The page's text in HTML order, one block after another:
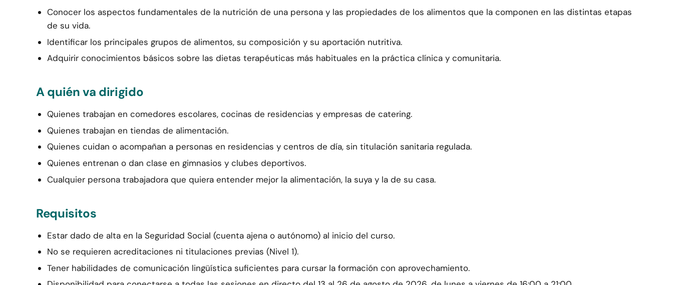
Conocer los aspectos fundamentales de la nutrición de una persona y las propiedades de los alimentos que la componen en las distintas etapas
de su vida.
Identificar los principales grupos de alimentos, su composición y su aportación nutritiva.
Adquirir conocimientos básicos sobre las dietas terapéuticas más habituales en la práctica clínica y comunitaria.
A quién va dirigido
Quienes trabajan en comedores escolares, cocinas de residencias y empresas de catering.
Quienes trabajan en tiendas de alimentación.
Quienes cuidan o acompañan a personas en residencias y centros de día, sin titulación sanitaria regulada.
Quienes entrenan o dan clase en gimnasios y clubes deportivos.
Cualquier persona trabajadora que quiera entender mejor la alimentación, la suya y la de su casa.
Requisitos
Estar dado de alta en la Seguridad Social (cuenta ajena o autónomo) al inicio del curso.
No se requieren acreditaciones ni titulaciones previas (Nivel 1).
Tener habilidades de comunicación lingüística suficientes para cursar la formación con aprovechamiento.